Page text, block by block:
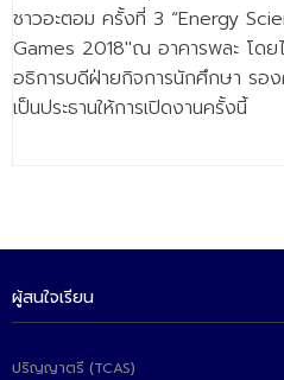
- โครงการบริหารจัดการพื้นที่ 10 ไร่
สวนดุสิต จังหวัดปราจีนบุรี
- โครงการส่งเสริมการปลูกกล้วยเล็
ชาวอะตอม ครั้งที่ 3 “Energy
Games 2018″ณ อาคารพละ โดย
อธิการบดีฝ่ายกิจการนักศึกษา รอ
เป็นประธานให้การเปิดงานครั้งนี้
ผู้สนใจเรียน
ปริญญาตรี (TCAS)